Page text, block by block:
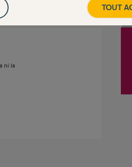
ni la
TOUT